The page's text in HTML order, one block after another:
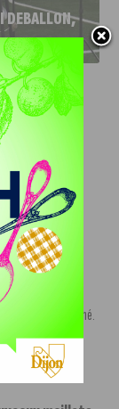
DEBALLON,
Pierre-Henri
montée en
trois ans
Basket,
pas encore terminé.